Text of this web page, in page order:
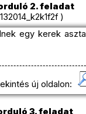
2. feladat
)
egy kerek
új oldalon:
3. feladat